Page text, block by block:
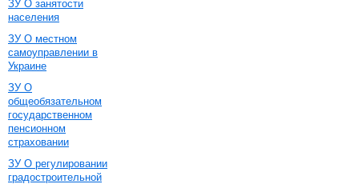
ЗУ О занятости
населения
ЗУ О местном
самоуправлении в
Украине
ЗУ О
общеобязательном
государственном
пенсионном
страховании
ЗУ О регулировании
градостроительной